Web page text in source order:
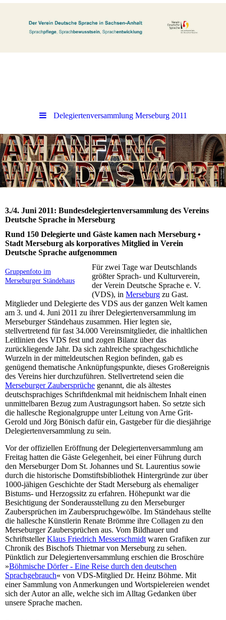
Delegiertenversammlung Merseburg 2011
3./4. Juni 2011: Bundesdelegiertenversammlung des Vereins
Deutsche Sprache in Merseburg
Rund 150 Delegierte und Gäste kamen nach Merseburg •
Stadt Merseburg als korporatives Mitglied in Verein
Deutsche Sprache aufgenommen
Gruppenfoto im
Merseburger Ständehaus
Für zwei Tage war Deutschlands
größter Sprach- und Kulturverein,
der Verein Deutsche Sprache e. V.
(VDS), inMerseburg zu Gast.
Mitglieder und Delegierte des VDS aus der ganzen Welt kamen
am 3. und 4. Juni 2011 zu ihrer Delegiertenversammlung im
Merseburger Ständehaus zusammen. Hier legten sie,
stellvertretend für fast 34.000 Vereinsmitglieder, die inhaltlichen
Leitlinien des VDS fest und zogen Bilanz über das
zurückliegende Jahr. Da sich zahlreiche sprachgeschichtliche
Wurzeln in der mitteldeutschen Region befinden, gab es
genügend thematische Anknüpfungspunkte, dieses Großereignis
des Vereins hier durchzuführen. Stellvertretend seien die
Merseburger Zaubersprüche genannt, die als ältestes
deutschsprachiges Schriftdenkmal mit heidnischem Inhalt einen
unmittelbaren Bezug zum Austragungsort haben. So setzte sich
die hallesche Regionalgruppe unter Leitung von Arne Grit-
Gerold und Jörg Bönisch dafür ein, Gastgeber für die diesjährige
Delegiertenversammlung zu sein.
Vor der offiziellen Eröffnung der Delegiertenversammlung am
Freitag hatten die Gäste Gelegenheit, bei einer Führung durch
den Merseburger Dom St. Johannes und St. Laurentius sowie
durch die historische Domstiftsbibliothek Hintergründe zur über
1000-jähigen Geschichte der Stadt Merseburg als ehemaliger
Bistums- und Herzogssitz zu erfahren. Höhepunkt war die
Besichtigung der Sonderausstellung zu den Merseburger
Zaubersprüchen im Zauberspruchgewölbe. Im Ständehaus stellte
die hallesche Künstlerin Renate Brömme ihre Collagen zu den
Merseburger Zaubersprüchen aus. Vom Bildhauer und
SchriftstellerKlaus Friedrich Messerschmidt waren Grafiken zur
Chronik des Bischofs Thietmar von Merseburg zu sehen.
Pünktlich zur Delegiertenversammlung erschien die Broschüre
»Böhmische Dörfer - Eine Reise durch den deutschen
Sprachgebrauch« von VDS-Mitglied Dr. Heinz Böhme. Mit
einer Sammlung von Anmerkungen und Wortspielereien wendet
sich der Autor an alle, welche sich im Alltag Gedanken über
unsere Sprache machen.